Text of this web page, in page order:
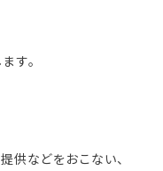
す。
供などをおこない、